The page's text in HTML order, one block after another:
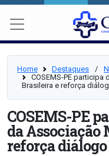
Home Destaques ⠀/⠀
COSEMS-PE
Brasileira e reforça
COSEMS-PE
da Associação
reforça diálogo